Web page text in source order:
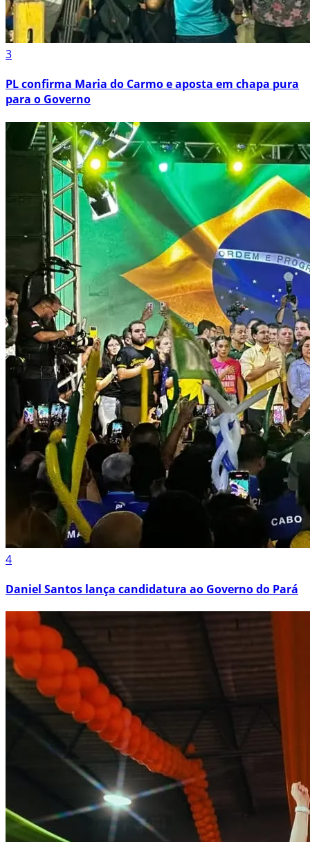
3
PL confirma Maria do Carmo e aposta em chapa pura
para o Governo
4
Daniel Santos lança candidatura ao Governo do Pará